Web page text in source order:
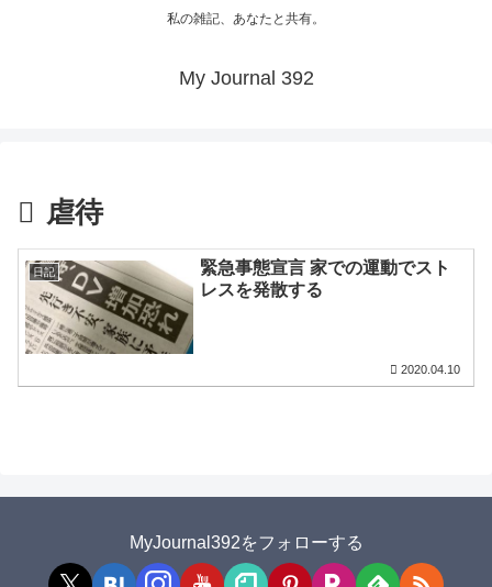
私の雑記、あなたと共有。
My Journal 392
虐待
日記
緊急事態宣言 家での運動でスト
レスを発散する
2020.04.10
MyJournal392をフォローする